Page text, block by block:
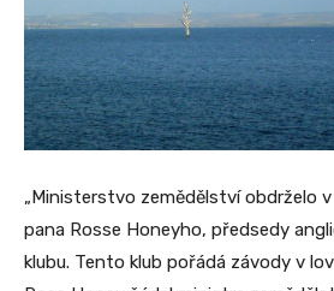
„Ministerstvo zemědělství obdrželo
pana Rosse Honeyho, předsedy
klubu. Tento klub pořádá závody v